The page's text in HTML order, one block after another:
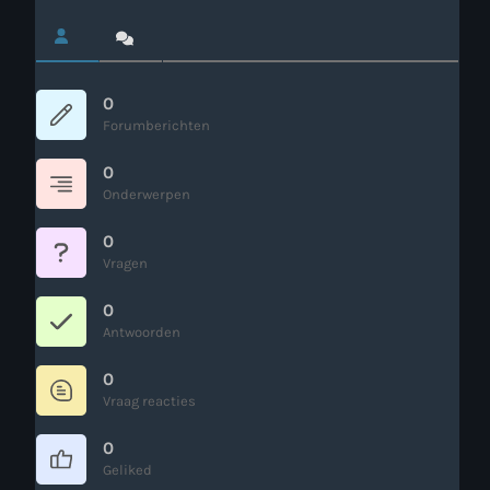
Webcam
Verzoekjes
PM Box
Inloggen
Contact
HotrodRadio – Contact
WAAR LUISTER JE NU NAAR
0
Forumberichten
0
Onderwerpen
0
Vragen
0
Antwoorden
0
Vraag reacties
0
Geliked